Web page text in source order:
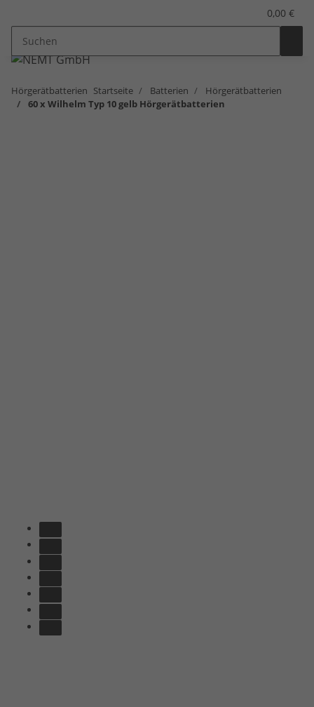
0,00 €
Hörgerätbatterien Startseite Batterien
Hörgerätbatterien
60 x Wilhelm Typ 10 gelb Hörgerätbatterien